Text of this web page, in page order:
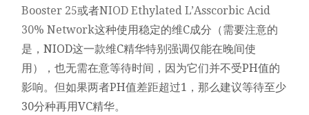
Booster 25或者NIOD Ethylated L’Asscorbic Acid
30% Network这种使用稳定的维C成分（需要注意的
是，NIOD这一款维C精华特别强调仅能在晚间使
用），也无需在意等待时间，因为它们并不受PH值的
影响。但如果两者PH值差距超过1，那么建议等待至少
30分种再用VC精华。